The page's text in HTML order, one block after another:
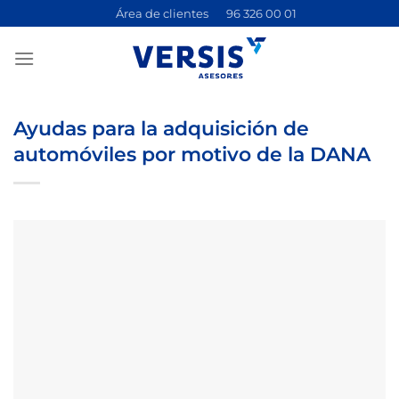
contenido
Área de clientes 96 326 00 01
Ayudas para la adquisición de
automóviles por motivo de la DANA